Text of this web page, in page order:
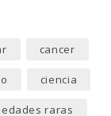
cancer
ciencia
raras